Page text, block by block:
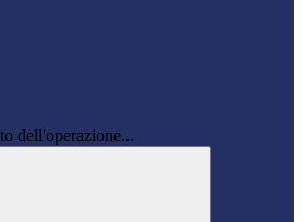
dell'operazione...